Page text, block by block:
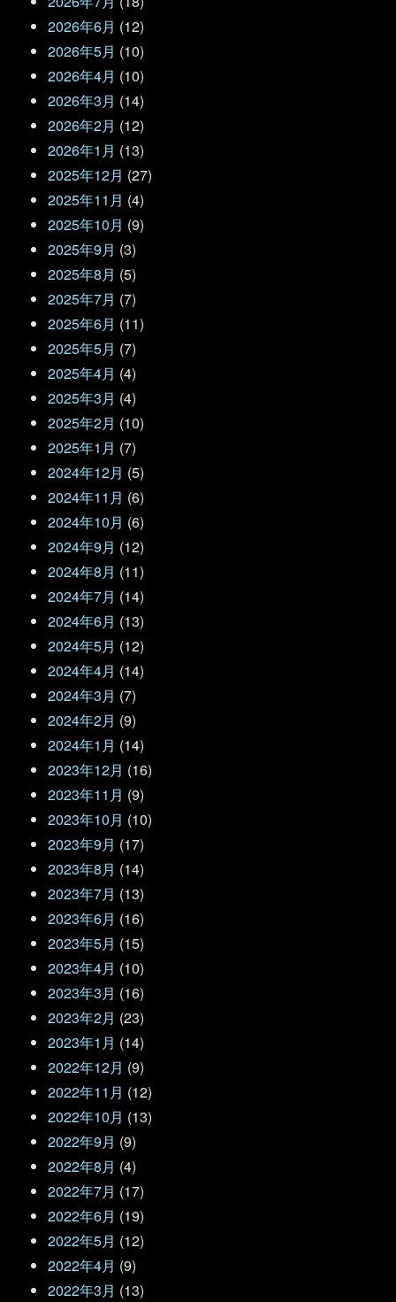
2026年6月 (12)
2026年5月 (10)
2026年4月 (10)
2026年3月 (14)
2026年2月 (12)
2026年1月 (13)
2025年12月 (27)
2025年11月 (4)
2025年10月 (9)
2025年9月 (3)
2025年8月 (5)
2025年7月 (7)
2025年6月 (11)
2025年5月 (7)
2025年4月 (4)
2025年3月 (4)
2025年2月 (10)
2025年1月 (7)
2024年12月 (5)
2024年11月 (6)
2024年10月 (6)
2024年9月 (12)
2024年8月 (11)
2024年7月 (14)
2024年6月 (13)
2024年5月 (12)
2024年4月 (14)
2024年3月 (7)
2024年2月 (9)
2024年1月 (14)
2023年12月 (16)
2023年11月 (9)
2023年10月 (10)
2023年9月 (17)
2023年8月 (14)
2023年7月 (13)
2023年6月 (16)
2023年5月 (15)
2023年4月 (10)
2023年3月 (16)
2023年2月 (23)
2023年1月 (14)
2022年12月 (9)
2022年11月 (12)
2022年10月 (13)
2022年9月 (9)
2022年8月 (4)
2022年7月 (17)
2022年6月 (19)
2022年5月 (12)
2022年4月 (9)
2022年3月 (13)